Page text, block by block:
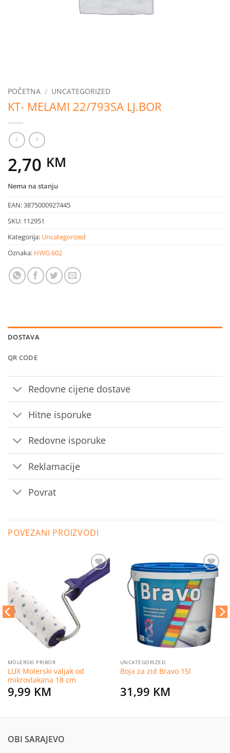
POČETNA / UNCATEGORIZED
KT- MELAMI 22/793SA LJ.BOR
2,70 KM
Nema na stanju
EAN:3875000927445
SKU: 112951
Kategorija: Uncategorized
Oznaka: HWG 602
DOSTAVA
QR CODE
Redovne cijene dostave
Hitne isporuke
Redovne isporuke
Reklamacije
Povrat
POVEZANI PROIZVODI
Dodaj
na
MOLERSKI PRIBOR
LUX Molerski valjak od
mikrovlakana 18 cm
9,99 KM
Dodaj
listu
želja
UNCATEGORIZED
Boja za zid Bravo 15l
31,99 KM
OBI SARAJEVO